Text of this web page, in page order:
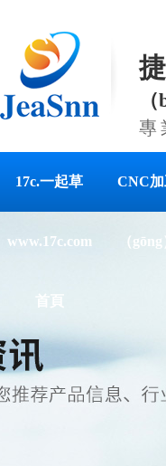
專
17c.一起草
www.17c.com
首頁
CNC
（gōng